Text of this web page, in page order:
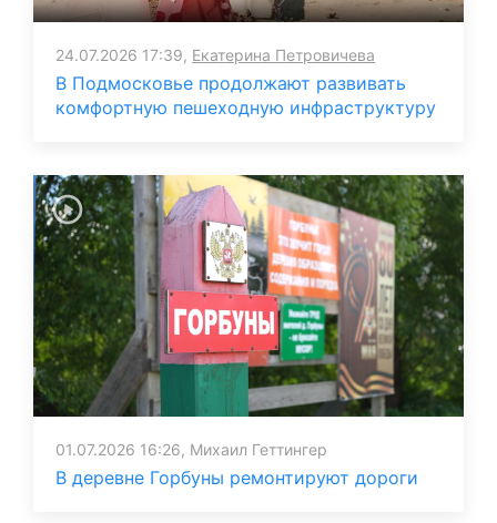
24.07.2026 17:39, Екатерина Петровичева
В Подмосковье продолжают развивать
комфортную пешеходную инфраструктуру
01.07.2026 16:26, Михаил Геттингер
В деревне Горбуны ремонтируют дороги